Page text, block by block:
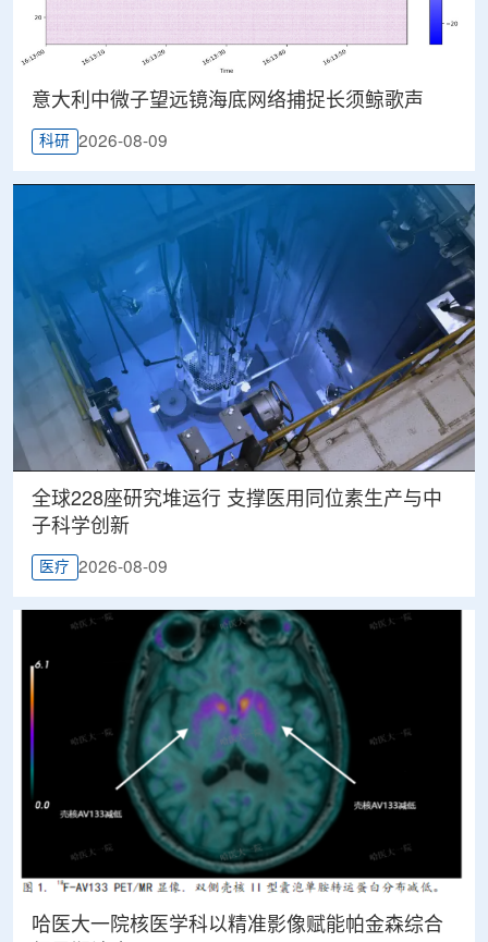
意大利中微子望远镜海底网络捕捉长须鲸歌声
科研 2026-08-09
全球228座研究堆运行 支撑医用同位素生产与中
子科学创新
医疗 2026-08-09
哈医大一院核医学科以精准影像赋能帕金森综合